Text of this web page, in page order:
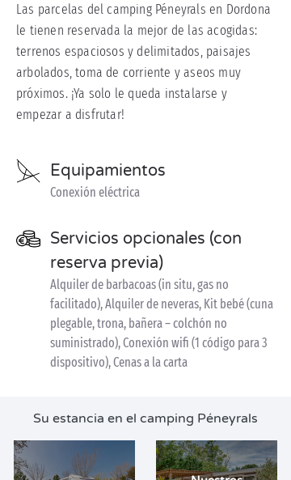
Las parcelas del camping Péneyrals en Dordona
le tienen reservada la mejor de las acogidas:
terrenos espaciosos y delimitados, paisajes
arbolados, toma de corriente y aseos muy
próximos. ¡Ya solo le queda instalarse y
empezar a disfrutar!
Equipamientos
Conexión eléctrica
Servicios opcionales (con
reserva previa)
Alquiler de barbacoas (in situ, gas no
facilitado), Alquiler de neveras, Kit bebé (cuna
plegable, trona, bañera – colchón no
suministrado), Conexión wifi (1 código para 3
dispositivo), Cenas a la carta
Su estancia en el camping Péneyrals